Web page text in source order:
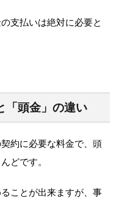
支払いは絶対に必要と
「頭金」の違い
約に必要な料金で、頭
どです。
ことが出来ますが、事